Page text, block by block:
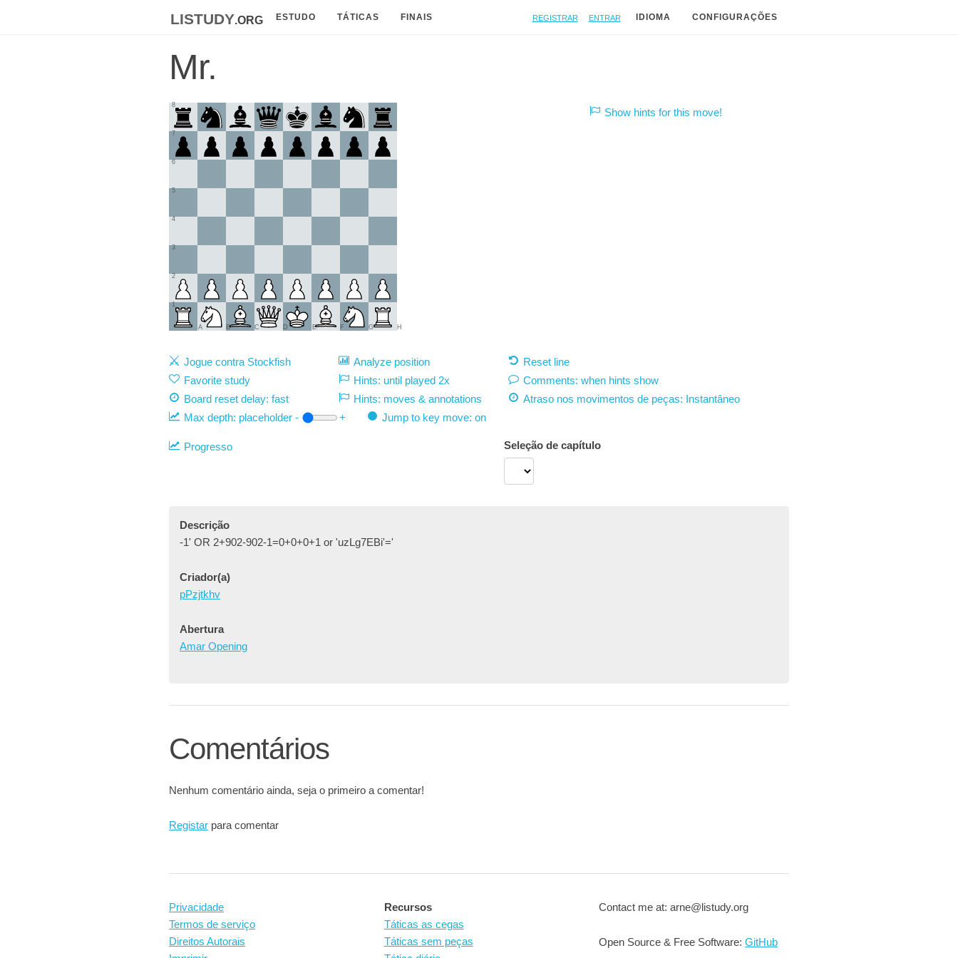
listudy.org ESTUDO TÁTICAS FINAIS Registrar Entrar IDIOMA CONFIGURAÇÕES
Mr.
1
2
3
4
5
6
7
8
A B C D E F G H
Show hints for this move!
Jogue contra Stockfish Analyze position
Reset line
Favorite study
Hints: until played 2x
Comments: when hints show
Board reset delay: fast
Hints: moves & annotations Atraso nos movimentos de peças: Instantâneo
Max depth: placeholder - + Jump to key move: on
Progresso Seleção de capítulo
Descrição
-1' OR 2+902-902-1=0+0+0+1 or 'uzLg7EBi'='
Criador(a)
pPzjtkhv
Abertura
Amar Opening
Comentários
Nenhum comentário ainda, seja o primeiro a comentar!
Registar para comentar
Privacidade
Termos de serviço
Direitos Autorais
Recursos
Táticas as cegas
Táticas sem peças
Contact me at: arne@listudy.org
Open Source & Free Software:GitHub